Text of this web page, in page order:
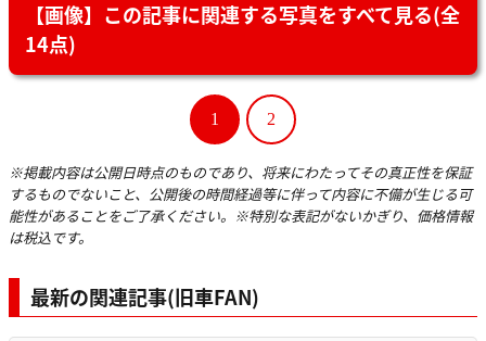
【画像】この記事に関連する写真をすべて見る(全
14点)
1 2
※掲載内容は公開日時点のものであり、将来にわたってその真正性を保証
するものでないこと、公開後の時間経過等に伴って内容に不備が生じる可
能性があることをご了承ください。※特別な表記がないかぎり、価格情報
は税込です。
最新の関連記事(旧車FAN)